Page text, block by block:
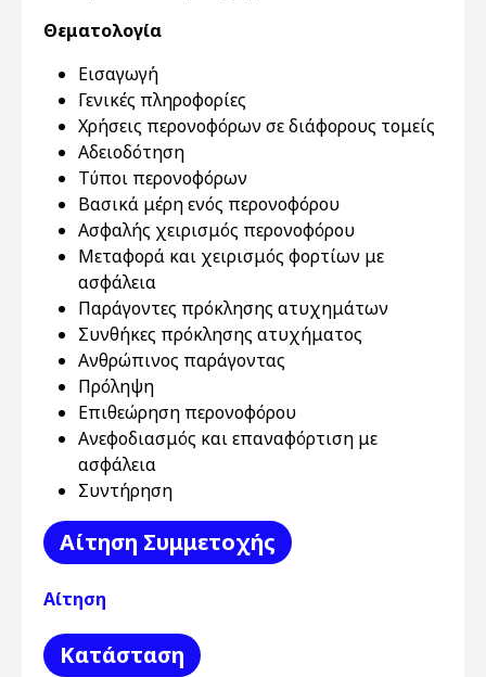
Θεματολογία
Εισαγωγή
Γενικές πληροφορίες
Χρήσεις περονοφόρων σε διάφορους τομείς
Αδειοδότηση
Τύποι περονοφόρων
Βασικά μέρη ενός περονοφόρου
Ασφαλής χειρισμός περονοφόρου
Μεταφορά και χειρισμός φορτίων με
ασφάλεια
Παράγοντες πρόκλησης ατυχημάτων
Συνθήκες πρόκλησης ατυχήματος
Ανθρώπινος παράγοντας
Πρόληψη
Επιθεώρηση περονοφόρου
Ανεφοδιασμός και επαναφόρτιση με
ασφάλεια
Συντήρηση
Αίτηση Συμμετοχής
Αίτηση
Κατάσταση